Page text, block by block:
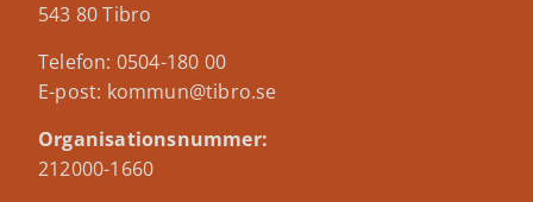
543 80 Tibro
Telefon: 0504-180 00
E-post: kommun@tibro.se
Organisationsnummer:
212000-1660